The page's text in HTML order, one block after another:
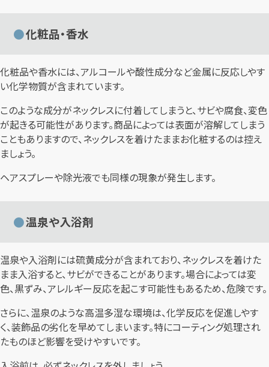
化粧品・香水
化粧品や香水には、アルコールや酸性成分など金属に反応しやす
い化学物質が含まれています。
このような成分がネックレスに付着してしまうと、サビや腐食、変色
が起きる可能性があります。商品によっては表面が溶解してしまう
こともありますので、ネックレスを着けたままお化粧するのは控え
ましょう。
ヘアスプレーや除光液でも同様の現象が発生します。
温泉や入浴剤
温泉や入浴剤には硫黄成分が含まれており、ネックレスを着けた
まま入浴すると、サビができることがあります。場合によっては変
色、黒ずみ、アレルギー反応を起こす可能性もあるため、危険です。
さらに、温泉のような高温多湿な環境は、化学反応を促進しやす
く、装飾品の劣化を早めてしまいます。特にコーティング処理され
たものほど影響を受けやすいです。